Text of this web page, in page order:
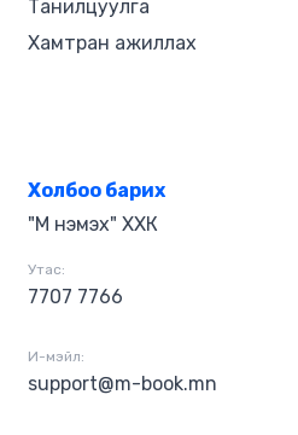
Танилцуулга
Хамтран ажиллах
Холбоо барих
"М нэмэх" ХХК
Утас:
7707 7766
И-мэйл:
support@m-book.mn